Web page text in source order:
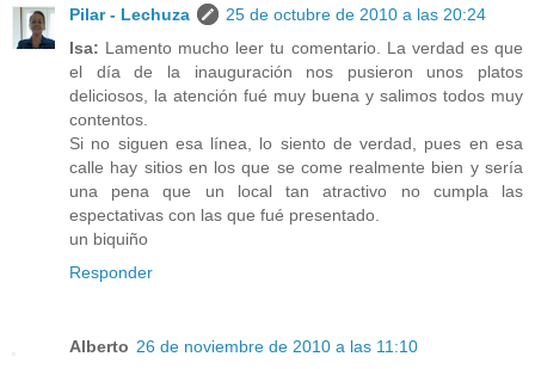
Pilar - Lechuza
25 de octubre de 2010 a las 20:24
Isa: Lamento mucho leer tu comentario. La verdad es que
el día de la inauguración nos pusieron unos platos
deliciosos, la atención fué muy buena y salimos todos muy
contentos.
Si no siguen esa línea, lo siento de verdad, pues en esa
calle hay sitios en los que se come realmente bien y sería
una pena que un local tan atractivo no cumpla las
espectativas con las que fué presentado.
un biquiño
Responder
Alberto 26 de noviembre de 2010 a las 11:10